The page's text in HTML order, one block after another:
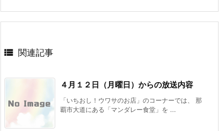
 関連記事
４月１２日（月曜日）からの放送内容
「いちおし！ウワサのお店」のコーナーでは、 那
覇市大道にある「マンダレー食堂」を ...